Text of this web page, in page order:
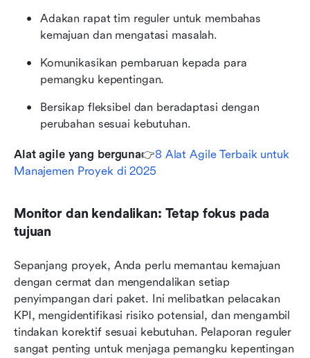
Adakan rapat tim reguler untuk membahas
kemajuan dan mengatasi masalah.
Komunikasikan pembaruan kepada para
pemangku kepentingan.
Bersikap fleksibel dan beradaptasi dengan
perubahan sesuai kebutuhan.
Alat agile yang berguna👉8 Alat Agile Terbaik untuk
Manajemen Proyek di 2025
Monitor dan kendalikan: Tetap fokus pada
tujuan
Sepanjang proyek, Anda perlu memantau kemajuan
dengan cermat dan mengendalikan setiap
penyimpangan dari paket. Ini melibatkan pelacakan
KPI, mengidentifikasi risiko potensial, dan mengambil
tindakan korektif sesuai kebutuhan. Pelaporan reguler
sangat penting untuk menjaga pemangku kepentingan